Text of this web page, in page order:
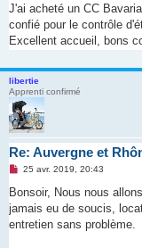
a
g
n
u
J'ai acheté un CC
confié pour le contrôle
Excellent accueil, bons
libertie
Apprenti confirmé
Re: Auvergne et
M
s
a
g
25 avr. 2019, 20:43
Bonsoir, Nous nous
jamais eu de soucis,
entretien sans problème.